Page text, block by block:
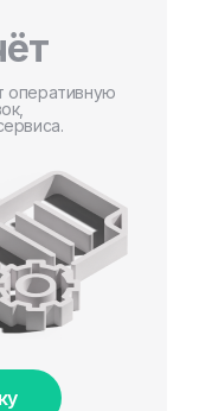
оперативную